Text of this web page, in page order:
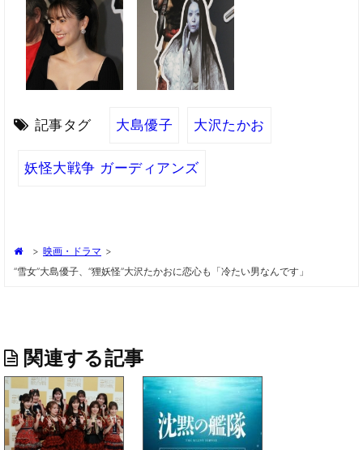
記事タグ 大島優子 大沢たかお
妖怪大戦争 ガーディアンズ
> 映画・ドラマ >
“雪女”大島優子、“狸妖怪”大沢たかおに恋心も「冷たい男なんです」
関連する記事